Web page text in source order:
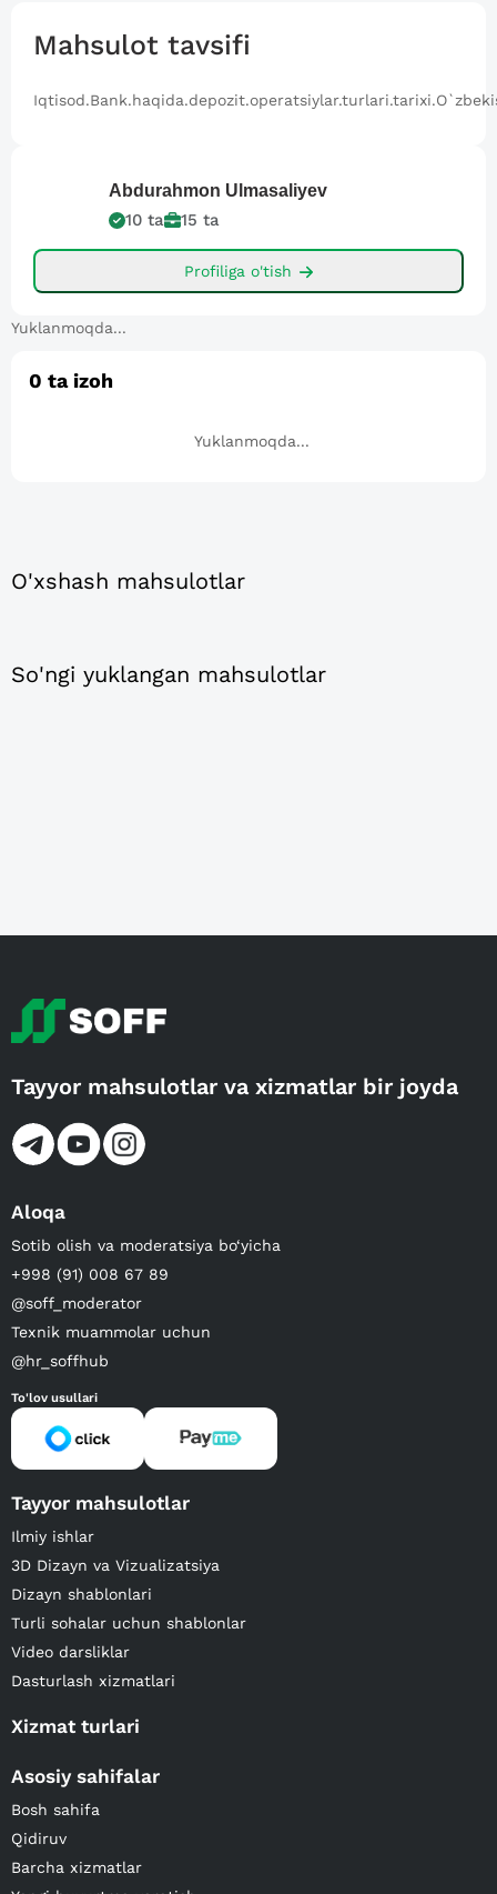
Mahsulot tavsifi
Abdurahmon Ulmasaliyev
10 ta 15 ta
Profiliga o'tish
Yuklanmoqda...
0 ta izoh
Yuklanmoqda...
O'xshash mahsulotlar
So'ngi yuklangan mahsulotlar
Tayyor mahsulotlar va xizmatlar bir joyda
Aloqa
Sotib olish va moderatsiya bo‘yicha
+998 (91) 008 67 89
@soff_moderator
Texnik muammolar uchun
@hr_soffhub
To'lov usullari
Tayyor mahsulotlar
Ilmiy ishlar
3D Dizayn va Vizualizatsiya
Dizayn shablonlari
Turli sohalar uchun shablonlar
Video darsliklar
Dasturlash xizmatlari
Xizmat turlari
Asosiy sahifalar
Bosh sahifa
Qidiruv
Barcha xizmatlar